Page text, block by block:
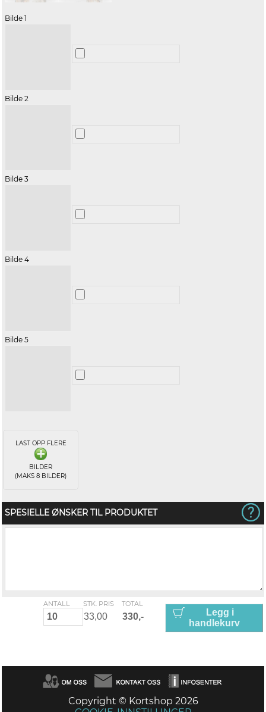
Bilde 1
Bilde 2
Bilde 3
Bilde 4
Bilde 5
LAST OPP FLERE
BILDER
(MAKS 8 BILDER)
SPESIELLE ØNSKER TIL PRODUKTET
ANTALL STK. PRIS TOTAL
Legg i
handlekurv
Copyright © Kortshop 2026